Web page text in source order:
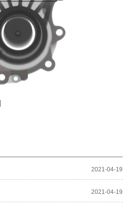
2021-04-19
2021-04-19